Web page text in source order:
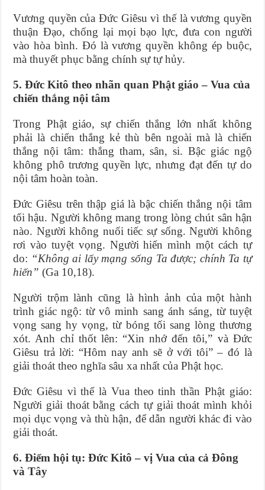
Vương quyền của Đức Giêsu vì thế là vương quyền
thuận Đạo, chống lại mọi bạo lực, đưa con người
vào hòa bình. Đó là vương quyền không ép buộc,
mà thuyết phục bằng chính sự tự hủy.
5. Đức Kitô theo nhãn quan Phật giáo – Vua của
chiến thắng nội tâm
Trong Phật giáo, sự chiến thắng lớn nhất không
phải là chiến thắng kẻ thù bên ngoài mà là chiến
thắng nội tâm: thắng tham, sân, si. Bậc giác ngộ
không phô trương quyền lực, nhưng đạt đến tự do
nội tâm hoàn toàn.
Đức Giêsu trên thập giá là bậc chiến thắng nội tâm
tối hậu. Người không mang trong lòng chút sân hận
nào. Người không nuối tiếc sự sống. Người không
rơi vào tuyệt vọng. Người hiến mình một cách tự
do: “Không ai lấy mạng sống Ta được; chính Ta tự
hiến” (Ga 10,18).
Người trộm lành cũng là hình ảnh của một hành
trình giác ngộ: từ vô minh sang ánh sáng, từ tuyệt
vọng sang hy vọng, từ bóng tối sang lòng thương
xót. Anh chỉ thốt lên: “Xin nhớ đến tôi,” và Đức
Giêsu trả lời: “Hôm nay anh sẽ ở với tôi” – đó là
giải thoát theo nghĩa sâu xa nhất của Phật học.
Đức Giêsu vì thế là Vua theo tinh thần Phật giáo:
Người giải thoát bằng cách tự giải thoát mình khỏi
mọi dục vọng và thù hận, để dẫn người khác đi vào
giải thoát.
6. Điểm hội tụ: Đức Kitô – vị Vua của cả Đông
và Tây